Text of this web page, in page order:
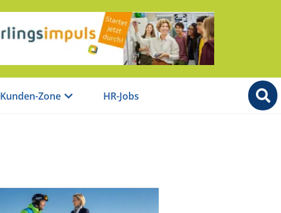
Kunden-Zone HR-Jobs